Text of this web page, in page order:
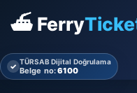
⛴ Ferry
✓ TÜRSAB Dijital Doğrulama
Belge no:6100